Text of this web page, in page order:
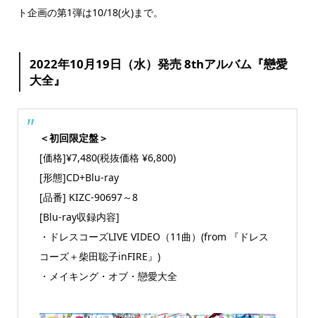
ト企画の第1弾は10/18(火)まで。
2022年10月19日（水）発売 8thアルバム『戀愛
大全』
＜初回限定盤＞
[価格]¥7,480(税抜価格 ¥6,800)
[形態]CD+Blu-ray
[品番] KIZC-90697～8
[Blu-ray収録内容]
・ドレスコーズLIVE VIDEO（11曲）(from 『ドレス
コーズ＋柴田聡子inFIRE』)
・メイキング・オブ・戀愛大全